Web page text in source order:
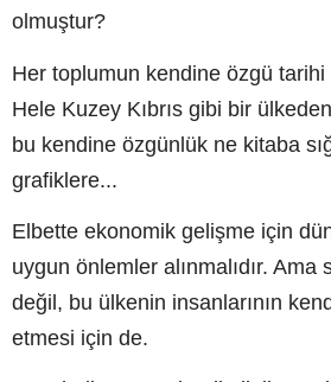
olmuştur?
Her toplumun kendine özgü tarihi
Hele Kuzey Kıbrıs gibi bir
bu kendine özgünlük ne kitaba
grafiklere...
Elbette ekonomik gelişme için
uygun önlemler alınmalıdır.
değil, bu ülkenin insanlarının
etmesi için de.